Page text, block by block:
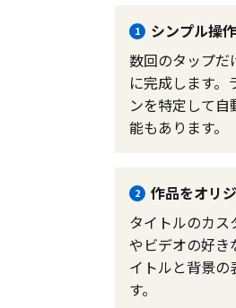
1
シンプル操
数回のタップだ
に完成します
ンを特定して
能もあります。
2
作品をオリ
タイトルのカ
やビデオの好き
イトルと背景の
す。